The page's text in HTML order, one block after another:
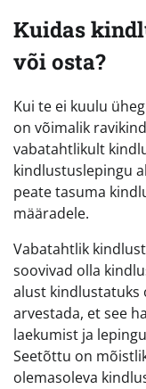
Kuidas
või osta?
Kui te ei kuulu
on võimalik
vabatahtlikult
kindlustuslepingu
peate tasuma
määradele.
Vabatahtlik
soovivad olla
alust kindlustatuks
arvestada, et see
laekumist ja
Seetõttu on
olemasoleva